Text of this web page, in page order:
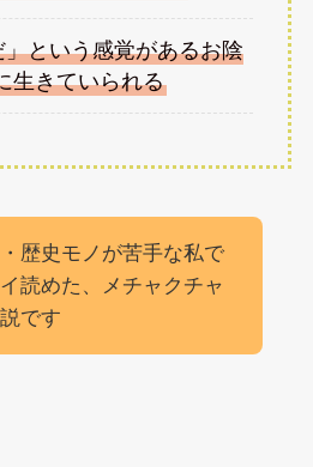
という感覚があるお陰
生きていられる
歴史モノが苦手な私で
読めた、メチャクチャ
です